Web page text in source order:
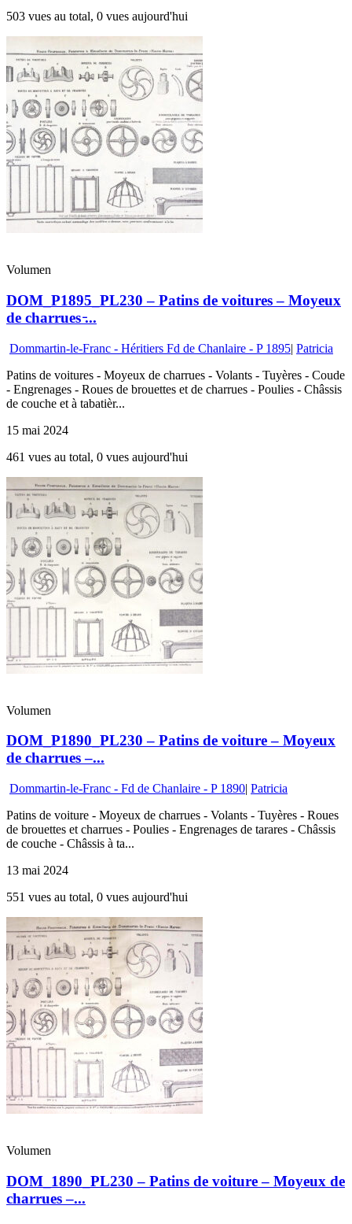
503 vues au total, 0 vues aujourd'hui
Volumen
DOM_P1895_PL230 – Patins de voitures – Moyeux
de charrues ̵...
Dommartin-le-Franc - Héritiers Fd de Chanlaire - P 1895| Patricia
Patins de voitures - Moyeux de charrues - Volants - Tuyères - Coude
- Engrenages - Roues de brouettes et de charrues - Poulies - Châssis
de couche et à tabatièr...
15 mai 2024
461 vues au total, 0 vues aujourd'hui
Volumen
DOM_P1890_PL230 – Patins de voiture – Moyeux
de charrues –...
Dommartin-le-Franc - Fd de Chanlaire - P 1890| Patricia
Patins de voiture - Moyeux de charrues - Volants - Tuyères - Roues
de brouettes et charrues - Poulies - Engrenages de tarares - Châssis
de couche - Châssis à ta...
13 mai 2024
551 vues au total, 0 vues aujourd'hui
Volumen
DOM_1890_PL230 – Patins de voiture – Moyeux de
charrues –...